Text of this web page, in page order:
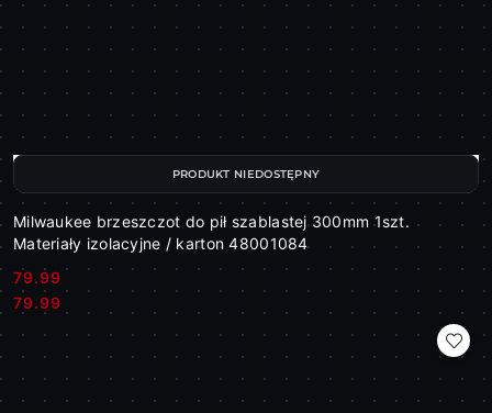
Milwaukee brzeszczot do pił szablastej 300mm 1szt.
Materiały izolacyjne / karton 48001084
Cena:
79.99
Cena:
79.99
PRODUKT NIEDOSTĘPNY